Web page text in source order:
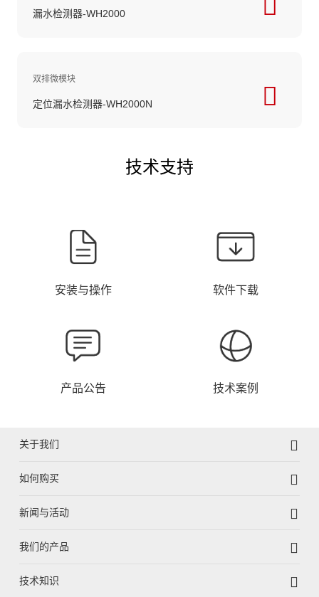
漏水检测器-WH2000
双排微模块
定位漏水检测器-WH2000N
技术支持
安装与操作 软件下载
产品公告 技术案例
关于我们
如何购买
新闻与活动
我们的产品
技术知识